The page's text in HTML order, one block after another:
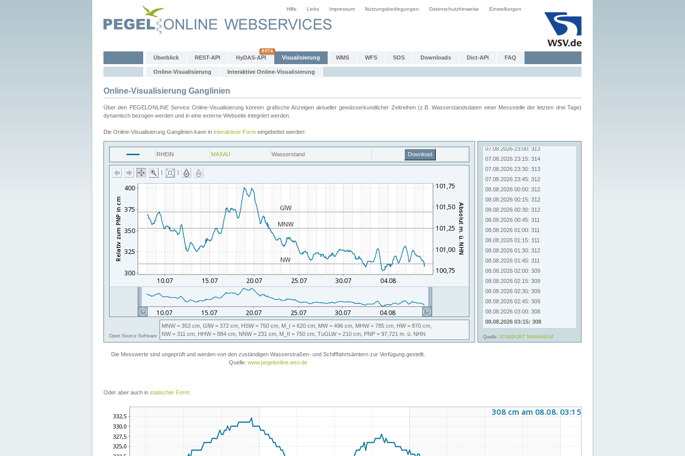
Hilfe Links Impressum Nutzungsbedingungen Datenschutzhinweise Einstellungen
Überblick REST-API HyDAS-API Visualisierung WMS WFS SOS Downloads Dict-API FAQ
Online-Visualisierung Interaktive Online-Visualisierung
Online-Visualisierung Ganglinien
Über den PEGELONLINE Service Online-Visualisierung können grafische Anzeigen aktueller gewässerkundlicher Zeitreihen (z.B. Wasserstandsdaten einer Messstelle der letzten drei Tage)
dynamisch bezogen werden und in eine externe Webseite integriert werden.
Die Online-Visualisierung Ganglinien kann in interaktiver Form eingebettet werden:
Oder aber auch in statischer Form: